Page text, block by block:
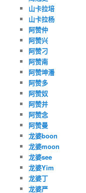
山卡拉培
山卡拉杨
阿赞仲
阿赞兴
阿赞刁
阿赞南
阿赞坤潘
阿赞多
阿赞奴
阿赞并
阿赞念
阿赞曼
龙婆boon
龙婆moon
龙婆see
龙婆Yim
龙婆丁
龙婆严